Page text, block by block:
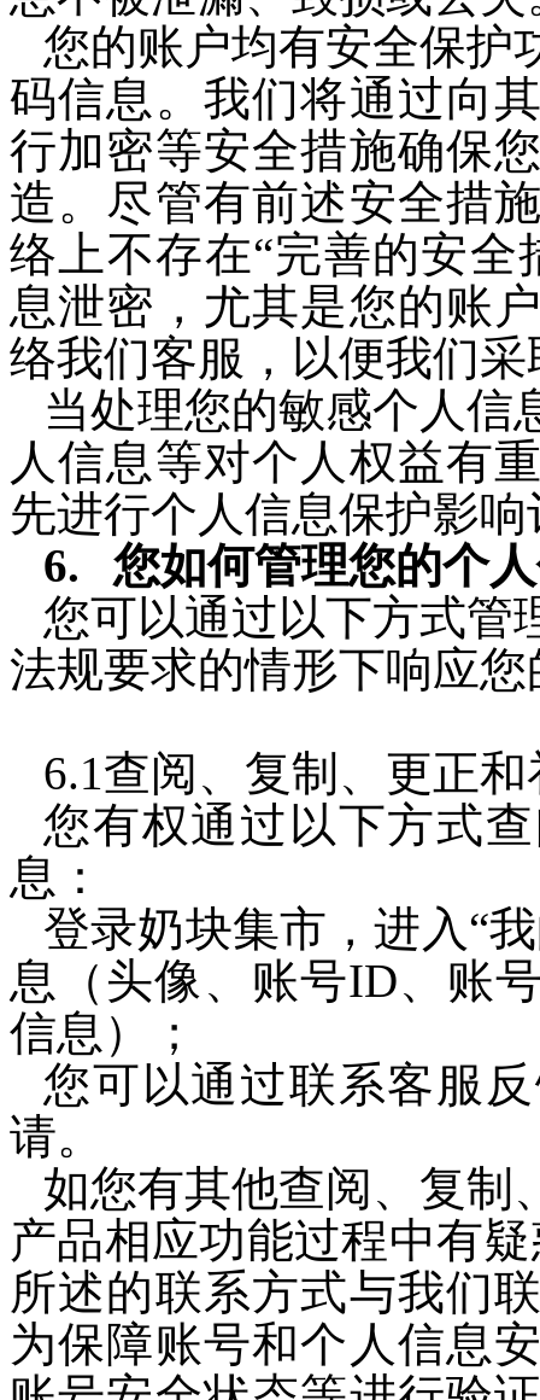
您的账户均有安全保护
码信息。我们将通过向
行加密等安全措施确保
造。尽管有前述安全措
络上不存在“完善的安
息泄密，尤其是您的账
络我们客服，以便我们
当处理您的敏感个人信
人信息等对个人权益有
先进行个人信息保护影响
您如何管理您的个
您可以通过以下方式管
法规要求的情形下响应
6.1查阅、复制、更正和
您有权通过以下方式
息：
登录奶块集市 ，进入“
息（头像、 账号ID、 账
信息）；
您可以通过联系客服
请。
如您有其他查阅、复制
产品相应功能过程中有
所述的联系方式与我们
为保障账号和个人信息